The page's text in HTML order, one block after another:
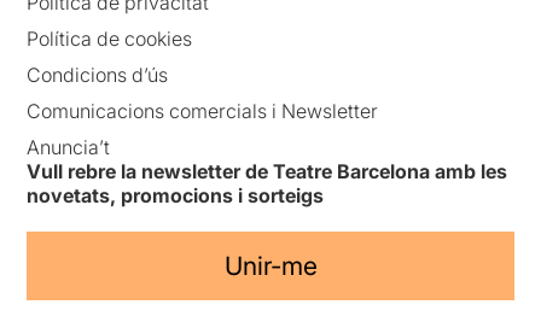
Política de cookies
Condicions d’ús
Comunicacions comercials i Newsletter
Anuncia’t
Vull rebre la newsletter de Teatre Barcelona amb les
novetats, promocions i sorteigs
Unir-me